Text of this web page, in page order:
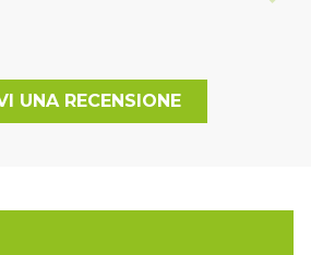
UNA RECENSIONE